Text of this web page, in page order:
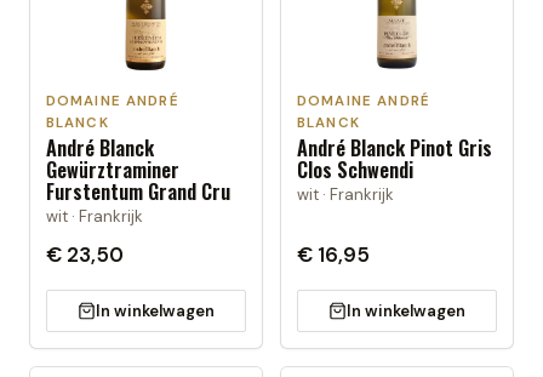
DOMAINE ANDRÉ
BLANCK
André Blanck
Gewürztraminer
Furstentum Grand Cru
wit · Frankrijk
€ 23,50
In winkelwagen
DOMAINE ANDRÉ
BLANCK
André Blanck Pinot Gris
Clos Schwendi
wit · Frankrijk
€ 16,95
In winkelwagen